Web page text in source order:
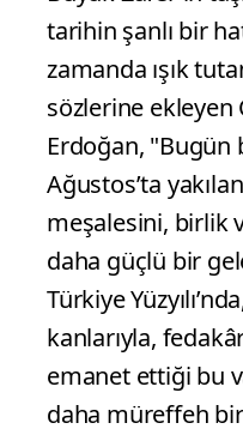
tarihin şanlı bir
zamanda ışık
sözlerine ekleyen
Erdoğan, "Bugün
Ağustos’ta
meşalesini, birlik
daha güçlü bir
Türkiye
kanlarıyla,
emanet ettiği bu
daha müreffeh